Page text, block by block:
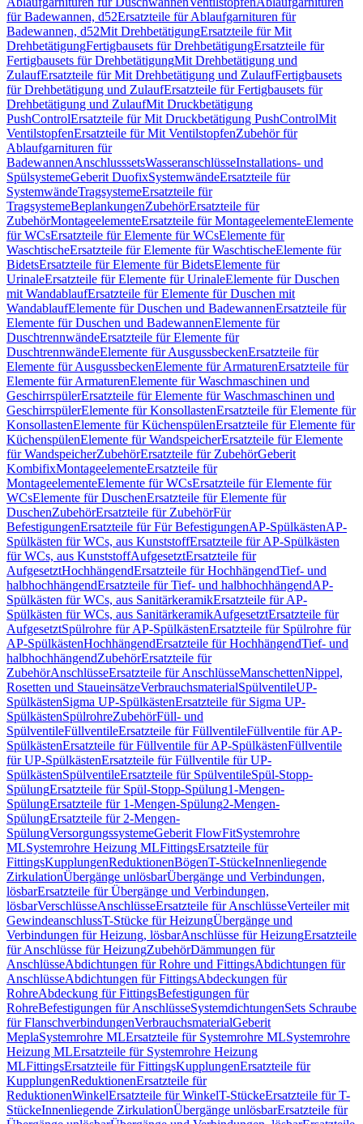
für Badewannen, d52Ersatzteile für Ablaufgarnituren für
Badewannen, d52Mit DrehbetätigungErsatzteile für Mit
DrehbetätigungFertigbausets für DrehbetätigungErsatzteile für
Fertigbausets für DrehbetätigungMit Drehbetätigung und
ZulaufErsatzteile für Mit Drehbetätigung und ZulaufFertigbausets
für Drehbetätigung und ZulaufErsatzteile für Fertigbausets für
Drehbetätigung und ZulaufMit Druckbetätigung
PushControlErsatzteile für Mit Druckbetätigung PushControlMit
VentilstopfenErsatzteile für Mit VentilstopfenZubehör für
Ablaufgarnituren für
BadewannenAnschlusssetsWasseranschlüsseInstallations- und
SpülsystemeGeberit DuofixSystemwändeErsatzteile für
SystemwändeTragsystemeErsatzteile für
TragsystemeBeplankungenZubehörErsatzteile für
ZubehörMontageelementeErsatzteile für MontageelementeElemente
für WCsErsatzteile für Elemente für WCsElemente für
WaschtischeErsatzteile für Elemente für WaschtischeElemente für
BidetsErsatzteile für Elemente für BidetsElemente für
UrinaleErsatzteile für Elemente für UrinaleElemente für Duschen
mit WandablaufErsatzteile für Elemente für Duschen mit
WandablaufElemente für Duschen und BadewannenErsatzteile für
Elemente für Duschen und BadewannenElemente für
DuschtrennwändeErsatzteile für Elemente für
DuschtrennwändeElemente für AusgussbeckenErsatzteile für
Elemente für AusgussbeckenElemente für ArmaturenErsatzteile für
Elemente für ArmaturenElemente für Waschmaschinen und
GeschirrspülerErsatzteile für Elemente für Waschmaschinen und
GeschirrspülerElemente für KonsollastenErsatzteile für Elemente für
KonsollastenElemente für KüchenspülenErsatzteile für Elemente für
KüchenspülenElemente für WandspeicherErsatzteile für Elemente
für WandspeicherZubehörErsatzteile für ZubehörGeberit
KombifixMontageelementeErsatzteile für
MontageelementeElemente für WCsErsatzteile für Elemente für
WCsElemente für DuschenErsatzteile für Elemente für
DuschenZubehörErsatzteile für ZubehörFür
BefestigungenErsatzteile für Für BefestigungenAP-SpülkästenAP-
Spülkästen für WCs, aus KunststoffErsatzteile für AP-Spülkästen
für WCs, aus KunststoffAufgesetztErsatzteile für
AufgesetztHochhängendErsatzteile für HochhängendTief- und
halbhochhängendErsatzteile für Tief- und halbhochhängendAP-
Spülkästen für WCs, aus SanitärkeramikErsatzteile für AP-
Spülkästen für WCs, aus SanitärkeramikAufgesetztErsatzteile für
AufgesetztSpülrohre für AP-SpülkästenErsatzteile für Spülrohre für
AP-SpülkästenHochhängendErsatzteile für HochhängendTief- und
halbhochhängendZubehörErsatzteile für
ZubehörAnschlüsseErsatzteile für AnschlüsseManschettenNippel,
Rosetten und StaueinsätzeVerbrauchsmaterialSpülventileUP-
SpülkästenSigma UP-SpülkästenErsatzteile für Sigma UP-
SpülkästenSpülrohreZubehörFüll- und
SpülventileFüllventileErsatzteile für FüllventileFüllventile für AP-
SpülkästenErsatzteile für Füllventile für AP-SpülkästenFüllventile
für UP-SpülkästenErsatzteile für Füllventile für UP-
SpülkästenSpülventileErsatzteile für SpülventileSpül-Stopp-
SpülungErsatzteile für Spül-Stopp-Spülung1-Mengen-
SpülungErsatzteile für 1-Mengen-Spülung2-Mengen-
SpülungErsatzteile für 2-Mengen-
SpülungVersorgungssystemeGeberit FlowFitSystemrohre
MLSystemrohre Heizung MLFittingsErsatzteile für
FittingsKupplungenReduktionenBögenT-StückeInnenliegende
ZirkulationÜbergänge unlösbarÜbergänge und Verbindungen,
lösbarErsatzteile für Übergänge und Verbindungen,
lösbarVerschlüsseAnschlüsseErsatzteile für AnschlüsseVerteiler mit
GewindeanschlussT-Stücke für HeizungÜbergänge und
Verbindungen für Heizung, lösbarAnschlüsse für HeizungErsatzteile
für Anschlüsse für HeizungZubehörDämmungen für
AnschlüsseAbdichtungen für Rohre und FittingsAbdichtungen für
AnschlüsseAbdichtungen für FittingsAbdeckungen für
RohreAbdeckung für FittingsBefestigungen für
RohreBefestigungen für AnschlüsseSystemdichtungenSets Schraube
für FlanschverbindungenVerbrauchsmaterialGeberit
MeplaSystemrohre MLErsatzteile für Systemrohre MLSystemrohre
Heizung MLErsatzteile für Systemrohre Heizung
MLFittingsErsatzteile für FittingsKupplungenErsatzteile für
KupplungenReduktionenErsatzteile für
ReduktionenWinkelErsatzteile für WinkelT-StückeErsatzteile für T-
StückeInnenliegende ZirkulationÜbergänge unlösbarErsatzteile für